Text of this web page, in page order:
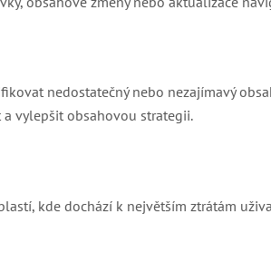
nedostatečný nebo nezajímavý
vylepšit obsahovou strategii.
kde dochází k největším ztrátám